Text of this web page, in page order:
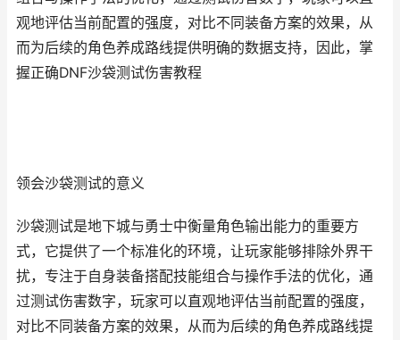
观地评估当前配置的强度，对比不同装备方案的效果，从
而为后续的角色养成路线提供明确的数据支持，因此，掌
握正确DNF沙袋测试伤害教程
领会沙袋测试的意义
沙袋测试是地下城与勇士中衡量角色输出能力的重要方
式，它提供了一个标准化的环境，让玩家能够排除外界干
扰，专注于自身装备搭配技能组合与操作手法的优化，通
过测试伤害数字，玩家可以直观地评估当前配置的强度，
对比不同装备方案的效果，从而为后续的角色养成路线提